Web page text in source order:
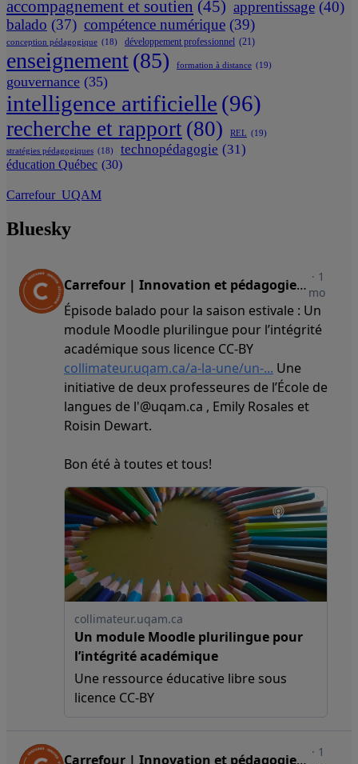
accompagnement et soutien (45) apprentissage (40)
balado (37) compétence numérique (39)
conception pédagogique (18) développement professionnel (21)
enseignement(85) formation à distance (19)
gouvernance (35)
intelligence artificielle (96)
recherche et rapport (80) REL (19)
stratégies pédagogiques (18) technopédagogie (31)
éducation Québec (30)
Carrefour_UQAM
Bluesky